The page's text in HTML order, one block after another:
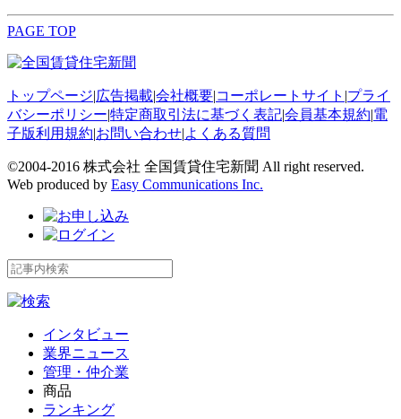
PAGE TOP
トップページ|広告掲載|会社概要|コーポレートサイト |プライ
バシーポリシー|特定商取引法に基づく表記|会員基本規約|電
子版利用規約|お問い合わせ|よくある質問
©2004-2016 株式会社 全国賃貸住宅新聞 All right reserved.
Web produced by Easy Communications Inc.
インタビュー
業界ニュース
管理・仲介業
商品
ランキング